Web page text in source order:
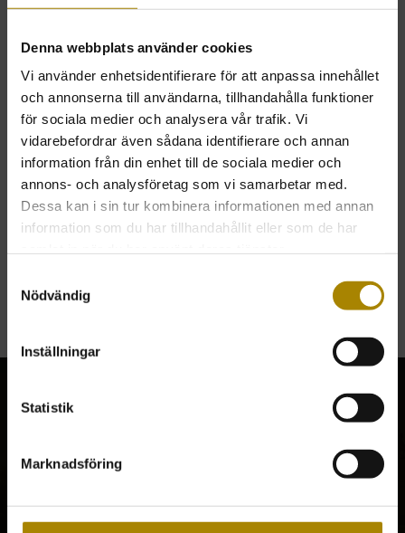
Denna webbplats använder cookies
Vi använder enhetsidentifierare för att anpassa innehållet
och annonserna till användarna, tillhandahålla funktioner
för sociala medier och analysera vår trafik. Vi
vidarebefordrar även sådana identifierare och annan
information från din enhet till de sociala medier och
annons- och analysföretag som vi samarbetar med.
Dessa kan i sin tur kombinera informationen med annan
information som du har tillhandahållit eller som de har
Nödvändig
Inställningar
Statistik
Marknadsföring
Beskrivning
Marschall med beige massa.
Arkivbild! Färg och utseende kan variera.
Beställ Pris Antal
2-pack 40kr
ink. moms
KÖP
TILLBAKA
LÄGSTA BELOPP FÖR ATT HANDLA 500 KR